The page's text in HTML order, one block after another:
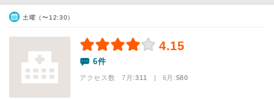
土曜（〜12:30）
4.15
6件
アクセス数 7月:311 | 6月:580